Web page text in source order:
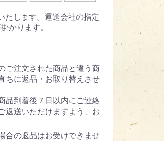
たします。運送会社の指定
かります。
ご注文された商品と違う商
ちに返品・お取り替えさせ
品到着後７日以内にご連絡
返送いただけますよう、お
合の返品はお受けできませ